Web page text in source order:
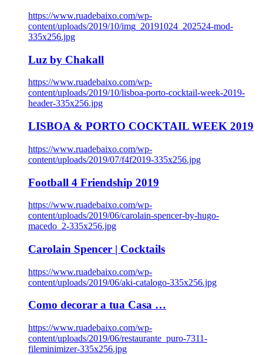
https://www.ruadebaixo.com/wp-
content/uploads/2019/10/img_20191024_202524-mod-
335x256.jpg
Luz by Chakall
https://www.ruadebaixo.com/wp-
content/uploads/2019/10/lisboa-porto-cocktail-week-2019-
header-335x256.jpg
LISBOA & PORTO COCKTAIL WEEK 2019
https://www.ruadebaixo.com/wp-
content/uploads/2019/07/f4f2019-335x256.jpg
Football 4 Friendship 2019
https://www.ruadebaixo.com/wp-
content/uploads/2019/06/carolain-spencer-by-hugo-
macedo_2-335x256.jpg
Carolain Spencer | Cocktails
https://www.ruadebaixo.com/wp-
content/uploads/2019/06/aki-catalogo-335x256.jpg
Como decorar a tua Casa …
https://www.ruadebaixo.com/wp-
content/uploads/2019/06/restaurante_puro-7311-
fileminimizer-335x256.jpg